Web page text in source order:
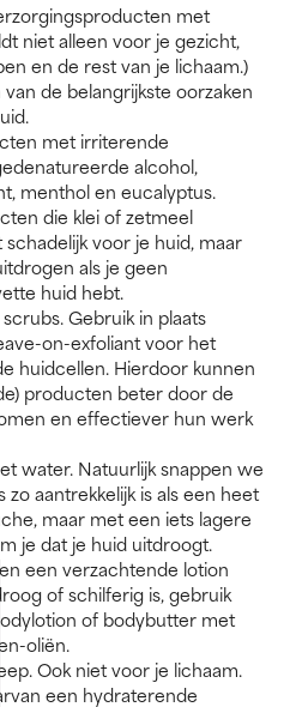
met
niet alleen voor je gezicht,
en de rest van je lichaam.)
de belangrijkste oorzaken
met irriterende
alcohol,
menthol en eucalyptus.
die klei of zetmeel
voor je huid, maar
als je geen
huid hebt.
Gebruik in plaats
on-exfoliant voor het
huidcellen. Hierdoor kunnen
producten beter door de
en effectiever hun werk
water. Natuurlijk snappen we
aantrekkelijk is als een heet
maar met een iets lagere
je dat je huid uitdroogt.
een verzachtende lotion
of schilferig is, gebruik
of bodybutter met
oliën.
Ook niet voor je lichaam.
een hydraterende